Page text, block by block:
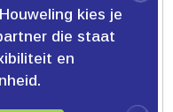
kies je
die staat
en